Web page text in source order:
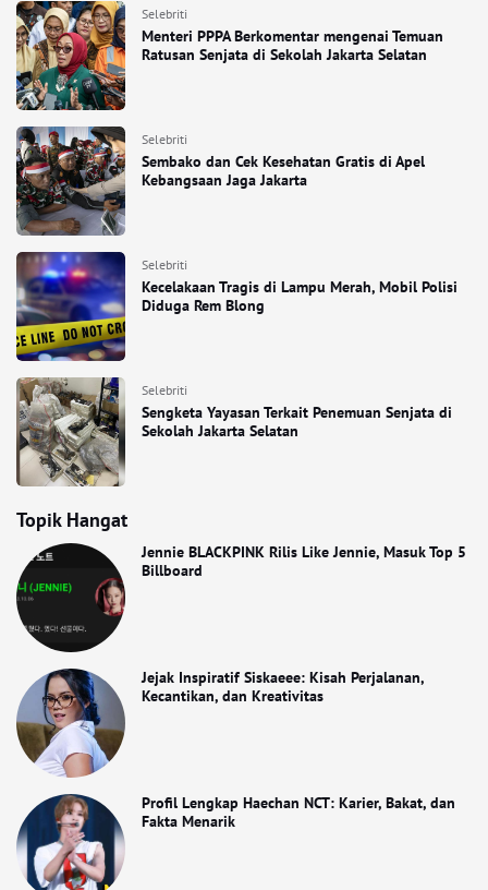
Selebriti
Menteri PPPA Berkomentar mengenai Temuan
Ratusan Senjata di Sekolah Jakarta Selatan
Selebriti
Sembako dan Cek Kesehatan Gratis di Apel
Kebangsaan Jaga Jakarta
Selebriti
Kecelakaan Tragis di Lampu Merah, Mobil Polisi
Diduga Rem Blong
Selebriti
Sengketa Yayasan Terkait Penemuan Senjata di
Sekolah Jakarta Selatan
Topik Hangat
Jennie BLACKPINK Rilis Like Jennie, Masuk Top 5
Billboard
Jejak Inspiratif Siskaeee: Kisah Perjalanan,
Kecantikan, dan Kreativitas
Profil Lengkap Haechan NCT: Karier, Bakat, dan
Fakta Menarik